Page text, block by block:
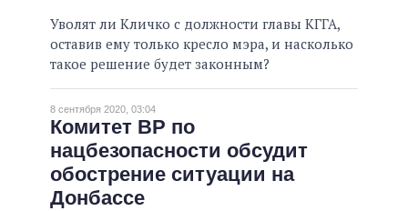
Уволят ли Кличко с должности главы КГГА,
оставив ему только кресло мэра, и насколько
такое решение будет законным?
8 сентября 2020, 03:04
Комитет ВР по
нацбезопасности обсудит
обострение ситуации на
Донбассе